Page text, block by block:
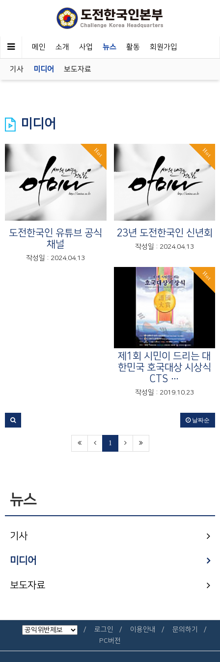
메인 소개 사업 뉴스 활동 회원가입
기사 미디어 보도자료
미디어
Hot
도전한국인 유튜브 공식
채널
작성일 : 2024.04.13
Hot
23년 도전한국인 신년회
작성일 : 2024.04.13
Hot
제1회 시민이 드리는 대
한민국 호국대상 시상식
CTS …
작성일 : 2019.10.23
날짜순
1
뉴스
기사
미디어
보도자료
로그인 이용안내
문의하기
PC버전